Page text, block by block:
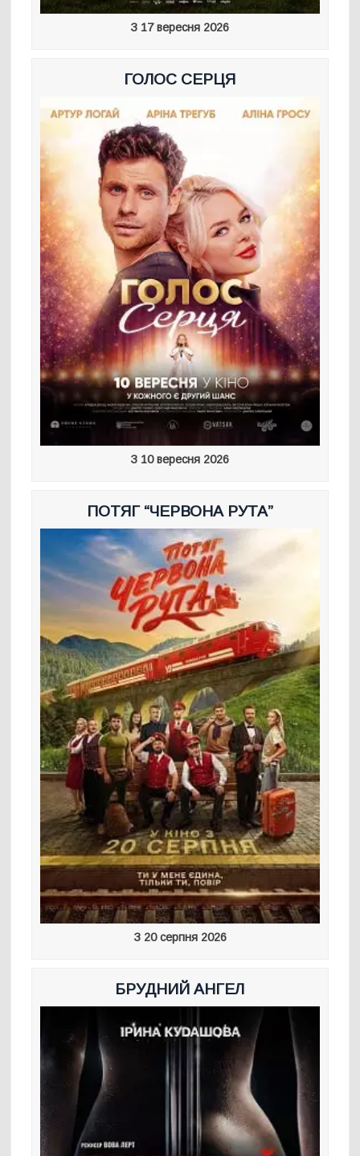
З 17 вересня 2026
ГОЛОС СЕРЦЯ
З 10 вересня 2026
ПОТЯГ “ЧЕРВОНА РУТА”
З 20 серпня 2026
БРУДНИЙ АНГЕЛ